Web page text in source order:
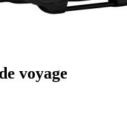
voyage